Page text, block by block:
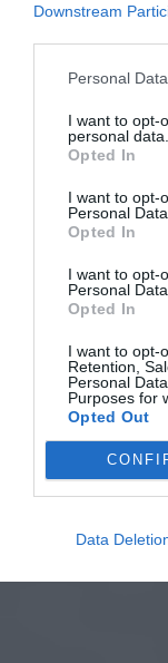
Downstream
Personal
I want to opt-
personal data.
Opted In
I want to opt-
Personal Data.
Opted In
I want to opt-
Personal
Opted In
I want to opt-
Retention,
Personal
Purposes for
Opted Out
Data